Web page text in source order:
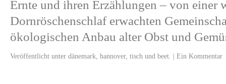
Ernte und ihren Erzählungen – von einer
Dornröschenschlaf erwachten
ökologischen Anbau alter Obst und
Veröffentlicht unter dänemark hannover, tisch und beet. | Ein Kommentar